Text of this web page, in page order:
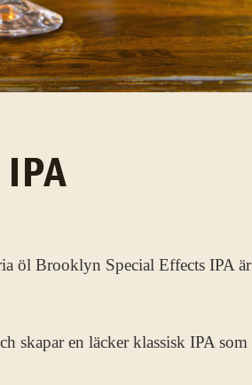
IPA
öl Brooklyn Special Effects IPA är
skapar en läcker klassisk IPA som